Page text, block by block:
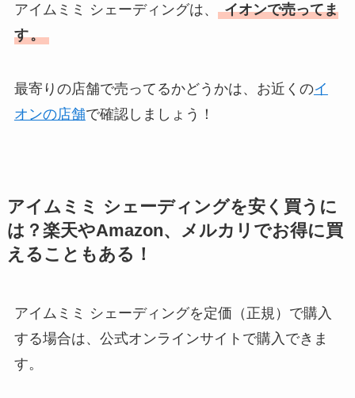
アイムミミ シェーディングは、
イオンで売ってま
す。
最寄りの店舗で売ってるかどうかは、お近くのイ
オンの店舗で確認しましょう！
アイムミミ シェーディングを安く買うに
は？楽天やAmazon、メルカリでお得に買
えることもある！
アイムミミ シェーディングを定価（正規）で購入
する場合は、公式オンラインサイトで購入できま
す。